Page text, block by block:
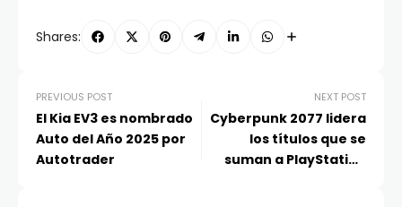
Shares:
PREVIOUS POST
El Kia EV3 es nombrado
Auto del Año 2025 por
Autotrader
NEXT POST
Cyberpunk 2077 lidera
los títulos que se
suman a PlayStation